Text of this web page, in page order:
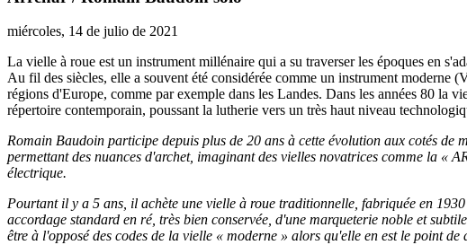
miércoles, 14 de julio de 2021
La vielle à roue est un instrument millénaire qui a su traverser les époques en
Au fil des siècles, elle a souvent été considérée comme un instrument moderne
régions d'Europe, comme par exemple dans les Landes. Dans les années 80 la
répertoire contemporain, poussant la lutherie vers un très haut niveau
Romain Baudoin participe depuis plus de 20 ans à cette évolution aux cotés
permettant des nuances d'archet, imaginant des vielles novatrices comme la «
électrique.
Pourtant il y a 5 ans, il achète une vielle à roue traditionnelle, fabriquée en
accordage standard en ré, très bien conservée, d'une marqueterie noble et
être à l'opposé des codes de la vielle « moderne » alors qu'elle en est le point de